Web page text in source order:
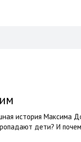
история Максима
дети? И